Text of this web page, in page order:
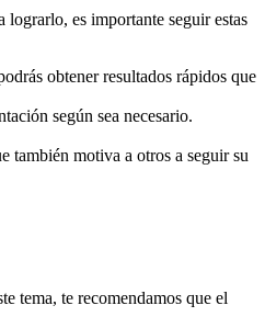
es importante seguir estas
obtener resultados rápidos que
según sea necesario.
también motiva a otros a seguir su
tema, te recomendamos que el